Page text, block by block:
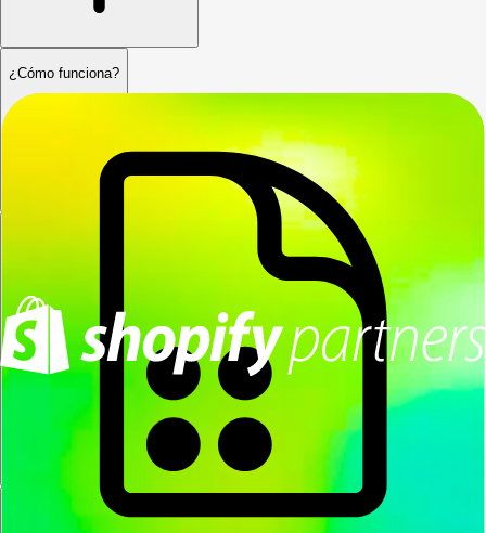
¿Cómo funciona?
Cree un nuevo producto y no lo veo en la lista.